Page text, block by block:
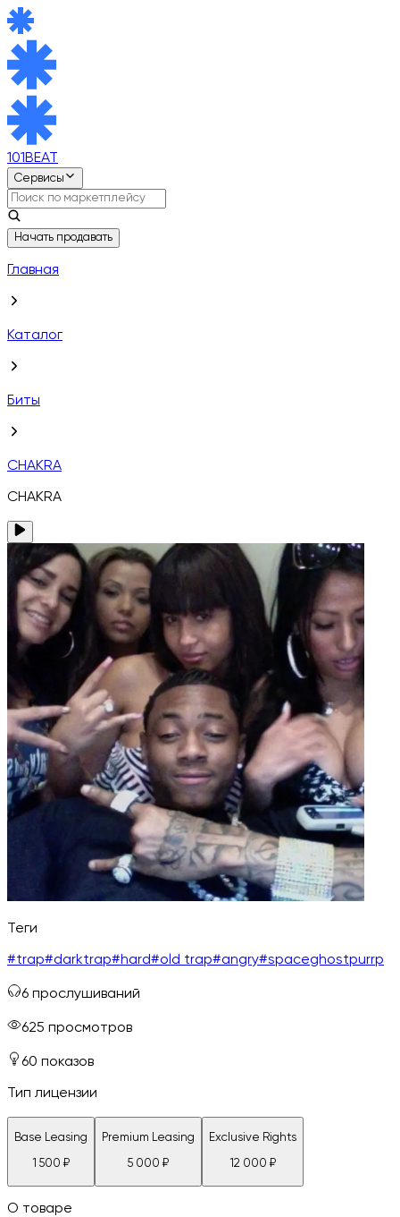
101BEAT
Сервисы
Начать продавать
Главная
Каталог
Биты
CHAKRA
CHAKRA
Теги
#trap#darktrap#hard#old trap#angry#spaceghostpurrp
6 прослушиваний
625 просмотров
60 показов
Тип лицензии
Base Leasing
1 500 ₽
Premium Leasing
5 000 ₽
Exclusive Rights
12 000 ₽
О товаре